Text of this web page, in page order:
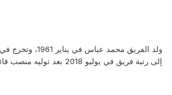
إلى رتبة فريق في يوليو 2018 بعد توليه منصب قائد القوات الجوية.